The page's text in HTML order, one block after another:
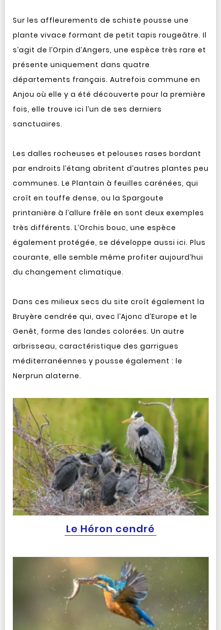
Sur les affleurements de schiste pousse une
plante vivace formant de petit tapis rougeâtre. Il
s’agit de l’Orpin d’Angers, une espèce très rare et
présente uniquement dans quatre
départements français. Autrefois commune en
Anjou où elle y a été découverte pour la première
fois, elle trouve ici l’un de ses derniers
sanctuaires.
Les dalles rocheuses et pelouses rases bordant
par endroits l’étang abritent d’autres plantes peu
communes. Le Plantain à feuilles carénées, qui
croît en touffe dense, ou la Spargoute
printanière à l’allure frêle en sont deux exemples
très différents. L’Orchis bouc, une espèce
également protégée, se développe aussi ici. Plus
courante, elle semble même profiter aujourd’hui
du changement climatique.
Dans ces milieux secs du site croît également la
Bruyère cendrée qui, avec l’Ajonc d’Europe et le
Genêt, forme des landes colorées. Un autre
arbrisseau, caractéristique des garrigues
méditerranéennes y pousse également : le
Nerprun alaterne.
Le Héron cendré